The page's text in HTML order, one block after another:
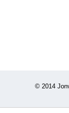
© 2014